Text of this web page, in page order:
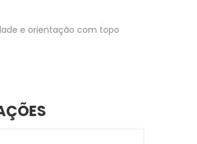
e orientação com topo